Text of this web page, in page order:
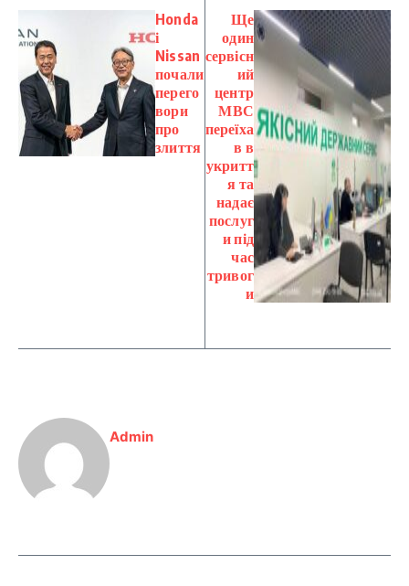
Honda
і
Nissan
почали
перего
вори
про
злиття
Ще
один
сервісн
ий
центр
МВС
переїха
в в
укритт
я та
надає
послуг
и під
час
тривог
и
Admin